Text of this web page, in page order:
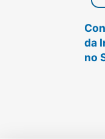
da
no